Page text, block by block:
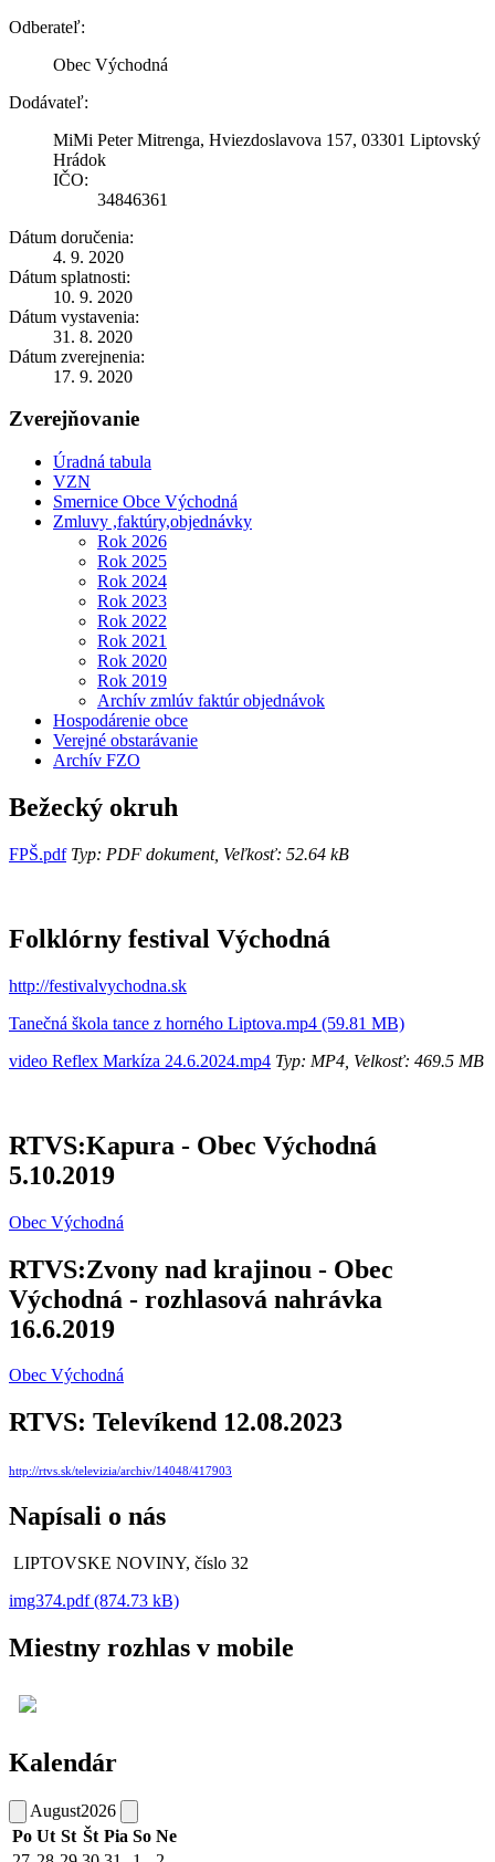
Odberateľ:
Obec Východná
Dodávateľ:
MiMi Peter Mitrenga, Hviezdoslavova 157, 03301 Liptovský
Hrádok
IČO:
34846361
Dátum doručenia:
4. 9. 2020
Dátum splatnosti:
10. 9. 2020
Dátum vystavenia:
31. 8. 2020
Dátum zverejnenia:
17. 9. 2020
Zverejňovanie
Úradná tabula
VZN
Smernice Obce Východná
Zmluvy ,faktúry,objednávky
Rok 2026
Rok 2025
Rok 2024
Rok 2023
Rok 2022
Rok 2021
Rok 2020
Rok 2019
Archív zmlúv faktúr objednávok
Hospodárenie obce
Verejné obstarávanie
Archív FZO
Bežecký okruh
FPŠ.pdfTyp: PDF dokument, Veľkosť: 52.64 kB
Folklórny festival Východná
http://festivalvychodna.sk
Tanečná škola tance z horného Liptova.mp4 (59.81 MB)
video Reflex Markíza 24.6.2024.mp4 Typ: MP4, Velkosť: 469.5 MB
RTVS:Kapura - Obec Východná
5.10.2019
Obec Východná
RTVS:Zvony nad krajinou - Obec
Východná - rozhlasová nahrávka
16.6.2019
Obec Východná
RTVS: Televíkend 12.08.2023
http://rtvs.sk/televizia/archiv/14048/417903
Napísali o nás
LIPTOVSKE NOVINY, číslo 32
img374.pdf (874.73 kB)
Miestny rozhlas v mobile
Kalendár
August2026
Po Ut St Št Pia So Ne